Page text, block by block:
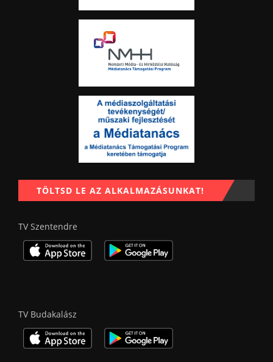
TÖLTSD LE AZ ALKALMAZÁSUNKAT!
TV Szentendre
TV Budakalász